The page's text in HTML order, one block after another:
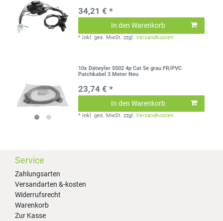
34,21 € *
In den Warenkorb
* inkl. ges. MwSt. zzgl.Versandkosten
10x Dätwyler 5502 4p Cat 5e grau FR/PVC
Patchkabel 3 Meter Neu
23,74 € *
In den Warenkorb
* inkl. ges. MwSt. zzgl.Versandkosten
Service
Zahlungsarten
Versandarten &-kosten
Widerrufsrecht
Warenkorb
Zur Kasse